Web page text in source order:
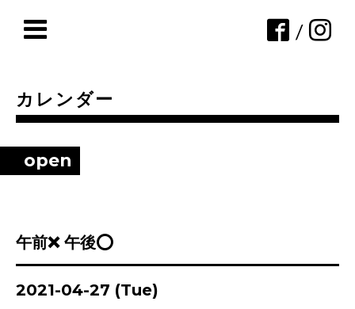
/
カレンダー
open
午前❌ 午後⭕
2021-04-27 (Tue)